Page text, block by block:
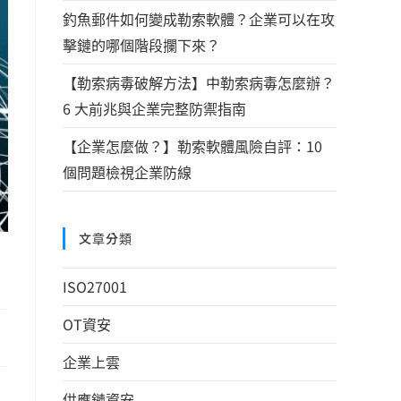
釣魚郵件如何變成勒索軟體？企業可以在攻
擊鏈的哪個階段攔下來？
【勒索病毒破解方法】中勒索病毒怎麼辦？
6 大前兆與企業完整防禦指南
【企業怎麼做？】勒索軟體風險自評：10
個問題檢視企業防線
文章分類
ISO27001
OT資安
企業上雲